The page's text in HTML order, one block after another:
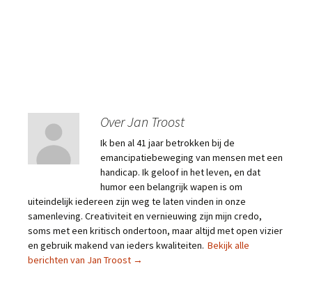
Over Jan Troost
Ik ben al 41 jaar betrokken bij de
emancipatiebeweging van mensen met een
handicap. Ik geloof in het leven, en dat
humor een belangrijk wapen is om
uiteindelijk iedereen zijn weg te laten vinden in onze
samenleving. Creativiteit en vernieuwing zijn mijn credo,
soms met een kritisch ondertoon, maar altijd met open vizier
en gebruik makend van ieders kwaliteiten. Bekijk alle
berichten van Jan Troost →